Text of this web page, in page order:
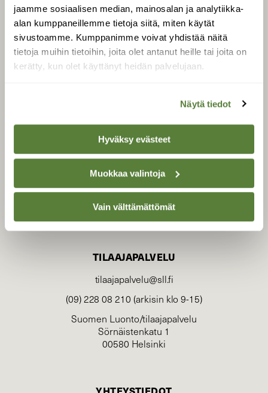
jaamme sosiaalisen median, mainosalan ja analytiikka-
alan kumppaneillemme tietoja siitä, miten käytät
sivustoamme. Kumppanimme voivat yhdistää näitä
tietoja muihin tietoihin, joita olet antanut heille tai joita on
kerätty, kun olet käyttänyt heidän palvelujaan.
Näytä tiedot
Hyväksy evästeet
Muokkaa valintoja
Vain välttämättömät
SUOMEN LUONNON­
SUOJELU­LIITTO
Suomen Luonto -lehden
luonnonsuojelu­liitto.
TILAAJAPALVELU
tilaajapalvelu@sll.fi
(09) 228 08 210 (arkisin klo 9-15)
Suomen Luonto/tilaajapalvelu
Sörnäistenkatu 1
00580 Helsinki